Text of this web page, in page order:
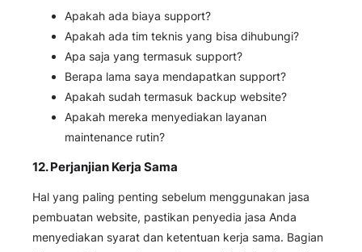
Apakah ada biaya support?
Apakah ada tim teknis yang bisa dihubungi?
Apa saja yang termasuk support?
Berapa lama saya mendapatkan support?
Apakah sudah termasuk backup website?
Apakah mereka menyediakan layanan
maintenance rutin?
12. Perjanjian Kerja Sama
Hal yang paling penting sebelum menggunakan jasa
pembuatan website, pastikan penyedia jasa Anda
menyediakan syarat dan ketentuan kerja sama. Bagian